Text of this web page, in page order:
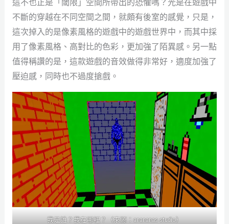
這不也正是「閾限」空間所帶出的恐懼嗎？光是在遊戲中
不斷的穿越在不同空間之間，就頗有後室的感覺，只是，
這次掉入的是像素風格的遊戲中的遊戲世界中，而其中採
用了像素風格、高對比的色彩，更加強了陌異感。另一點
值得稱讚的是，這款遊戲的音效做得非常好，適度加強了
壓迫感，同時也不過度搶戲。
我是誰？我在哪裡？（來源：anananas studio）